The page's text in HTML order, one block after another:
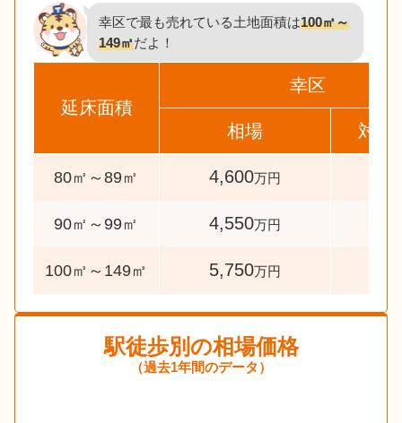
幸区で最も売れている土地面積は100㎡～
149㎡だよ！
延床面積
幸区
相場 対象
80㎡～89㎡ 4,600万円
90㎡～99㎡ 4,550万円
100㎡～149㎡ 5,750万円
駅徒歩別の相場価格
（過去1年間のデータ）